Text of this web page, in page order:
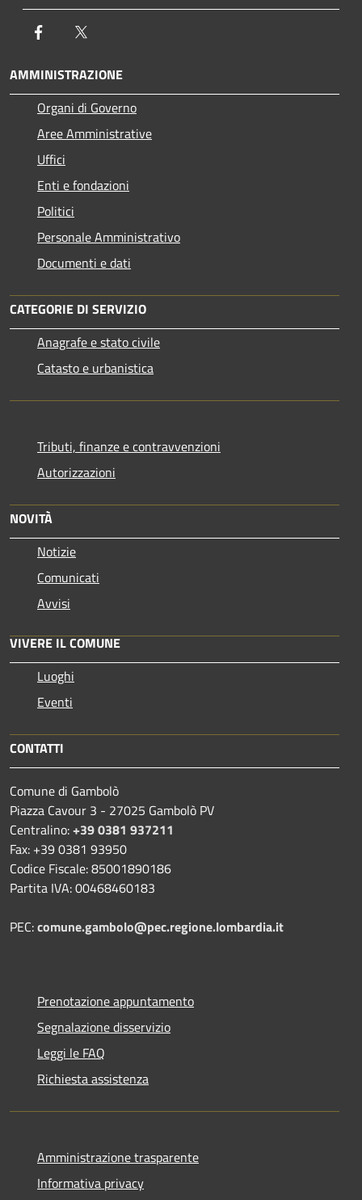
Facebook
AMMINISTRAZIONE
Organi di Governo
Aree Amministrative
Uffici
Enti e fondazioni
Politici
Personale Amministrativo
Documenti e dati
CATEGORIE DI SERVIZIO
Anagrafe e stato civile
Catasto e urbanistica
Tributi, finanze e contravvenzioni
Autorizzazioni
NOVITÀ
Notizie
Comunicati
Avvisi
VIVERE IL COMUNE
Luoghi
Eventi
CONTATTI
Comune di Gambolò
Piazza Cavour 3 - 27025 Gambolò PV
Centralino:+39 0381 937211
Fax: +39 0381 93950
Codice Fiscale: 85001890186
Partita IVA: 00468460183
PEC:comune.gambolo@pec.regione.lombardia.it
Prenotazione appuntamento
Segnalazione disservizio
Leggi le FAQ
Richiesta assistenza
Amministrazione trasparente
Informativa privacy